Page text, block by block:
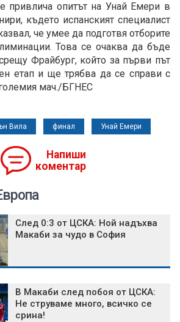
привлича опитът на Унай Емери в
където испанският специалист
че умее да подготвя отборите
Това се очаква да бъде
Фрайбург, който за първи път
етап и ще трябва да се справи с
мач./БГНЕС
Вила финал Унай Емери
Напиши
коментар
След 0:3 от ЦСКА: Ной надъхва
Макаби за чудо в София
В Макаби след побоя от ЦСКА:
Не струваме много, всичко се
срина!